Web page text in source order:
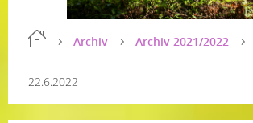
Archiv Archiv 2021/2022
22.6.2022